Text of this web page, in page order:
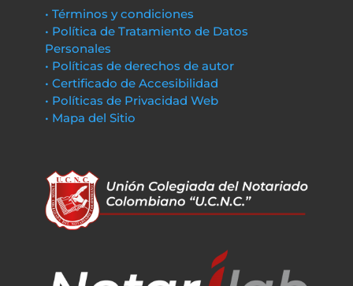
• Términos y condiciones
• Política de Tratamiento de Datos
Personales
• Políticas de derechos de autor
• Certificado de Accesibilidad
• Políticas de Privacidad Web
• Mapa del Sitio